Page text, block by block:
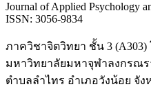
Journal of Applied Psychology
ISSN: 3056-9834
ภาควิชาจิตวิทยา ชั้น 3
มหาวิทยาลัยมหาจุฬาลงกรณร
ตำบลลำไทร อำเภอวังน้อย จั